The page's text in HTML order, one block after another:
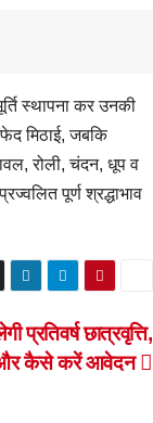
स्थापना कर उनकी
मिठाई, जबकि
रोली, चंदन, धूप व
पूर्ण श्रद्धाभाव
प्रतिवर्ष छात्रवृत्ति,
और कैसे करें आवेदन